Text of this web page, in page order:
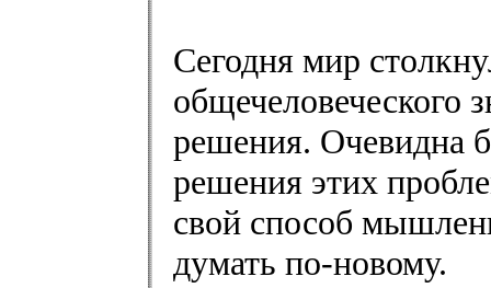
Сегодня мир
общечеловеческого
решения. Очевидна
решения этих
свой способ
думать по-новому.